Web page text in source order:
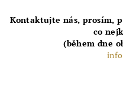
Kontaktujte nás, prosím,
co
(během dne